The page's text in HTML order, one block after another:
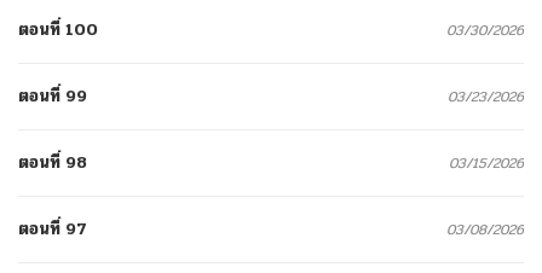
ตอนที่ 100 03/30/2026
ตอนที่ 99 03/23/2026
ตอนที่ 98 03/15/2026
ตอนที่ 97 03/08/2026